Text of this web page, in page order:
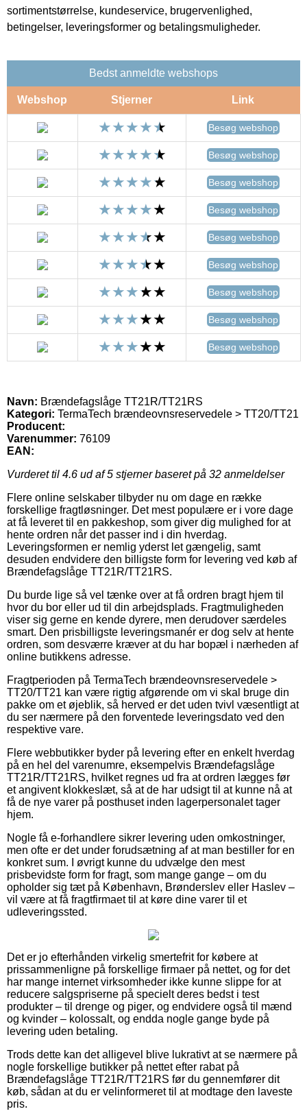
sortimentstørrelse, kundeservice, brugervenlighed,
betingelser, leveringsformer og betalingsmuligheder.
Bedst anmeldte webshops
Webshop Stjerner Link
Besøg webshop
Besøg webshop
Besøg webshop
Besøg webshop
Besøg webshop
Besøg webshop
Besøg webshop
Besøg webshop
Besøg webshop
Navn: Brændefagslåge TT21R/TT21RS
Kategori: TermaTech brændeovnsreservedele > TT20/TT21
Producent:
Varenummer: 76109
EAN:
Vurderet til 4.6 ud af 5 stjerner baseret på 32 anmeldelser
Flere online selskaber tilbyder nu om dage en række
forskellige fragtløsninger. Det mest populære er i vore dage
at få leveret til en pakkeshop, som giver dig mulighed for at
hente ordren når det passer ind i din hverdag.
Leveringsformen er nemlig yderst let gængelig, samt
desuden endvidere den billigste form for levering ved køb af
Brændefagslåge TT21R/TT21RS.
Du burde lige så vel tænke over at få ordren bragt hjem til
hvor du bor eller ud til din arbejdsplads. Fragtmuligheden
viser sig gerne en kende dyrere, men derudover særdeles
smart. Den prisbilligste leveringsmanér er dog selv at hente
ordren, som desværre kræver at du har bopæl i nærheden af
online butikkens adresse.
Fragtperioden på TermaTech brændeovnsreservedele >
TT20/TT21 kan være rigtig afgørende om vi skal bruge din
pakke om et øjeblik, så herved er det uden tvivl væsentligt at
du ser nærmere på den forventede leveringsdato ved den
respektive vare.
Flere webbutikker byder på levering efter en enkelt hverdag
på en hel del varenumre, eksempelvis Brændefagslåge
TT21R/TT21RS, hvilket regnes ud fra at ordren lægges før
et angivent klokkeslæt, så at de har udsigt til at kunne nå at
få de nye varer på posthuset inden lagerpersonalet tager
hjem.
Nogle få e-forhandlere sikrer levering uden omkostninger,
men ofte er det under forudsætning af at man bestiller for en
konkret sum. I øvrigt kunne du udvælge den mest
prisbevidste form for fragt, som mange gange – om du
opholder sig tæt på København, Brønderslev eller Haslev –
vil være at få fragtfirmaet til at køre dine varer til et
udleveringssted.
Det er jo efterhånden virkelig smertefrit for købere at
prissammenligne på forskellige firmaer på nettet, og for det
har mange internet virksomheder ikke kunne slippe for at
reducere salgspriserne på specielt deres bedst i test
produkter – til drenge og piger, og endvidere også til mænd
og kvinder – kolossalt, og endda nogle gange byde på
levering uden betaling.
Trods dette kan det alligevel blive lukrativt at se nærmere på
nogle forskellige butikker på nettet efter rabat på
Brændefagslåge TT21R/TT21RS før du gennemfører dit
køb, sådan at du er velinformeret til at modtage den laveste
pris.